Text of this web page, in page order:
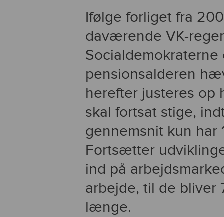
Ifølge forliget fra
daværende VK-
Socialdemokraterne
pensionsalderen
herefter justeres op
skal fortsat stige,
gennemsnit kun har
Fortsætter
ind på
arbejde, til de bliver
længe.